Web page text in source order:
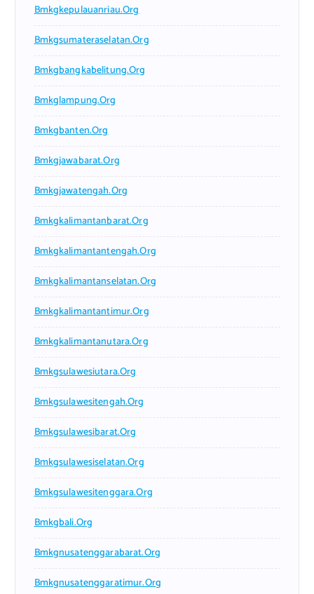
Bmkgkepulauanriau.org
Bmkgsumateraselatan.org
Bmkgbangkabelitung.org
Bmkglampung.org
Bmkgbanten.org
Bmkgjawabarat.org
Bmkgjawatengah.org
Bmkgkalimantanbarat.org
Bmkgkalimantantengah.org
Bmkgkalimantanselatan.org
Bmkgkalimantantimur.org
Bmkgkalimantanutara.org
Bmkgsulawesiutara.org
Bmkgsulawesitengah.org
Bmkgsulawesibarat.org
Bmkgsulawesiselatan.org
Bmkgsulawesitenggara.org
Bmkgbali.org
Bmkgnusatenggarabarat.org
Bmkgnusatenggaratimur.org